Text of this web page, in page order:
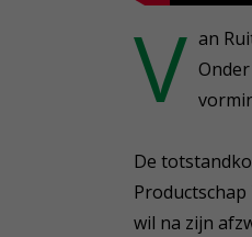
V an
De
wil na zijn